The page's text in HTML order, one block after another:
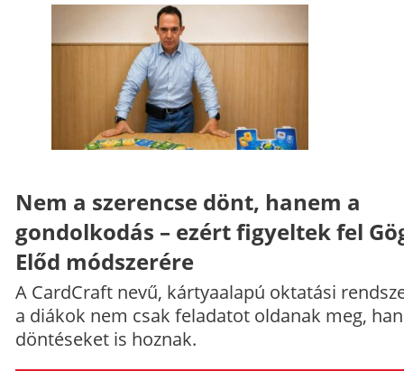
Nem a szerencse dönt, hanem a
gondolkodás – ezért figyeltek fel
Előd módszerére
A CardCraft nevű, kártyaalapú oktatási
a diákok nem csak feladatot oldanak meg,
döntéseket is hoznak.